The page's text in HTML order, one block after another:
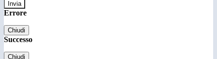
Errore
Chiudi
Successo
Chiudi